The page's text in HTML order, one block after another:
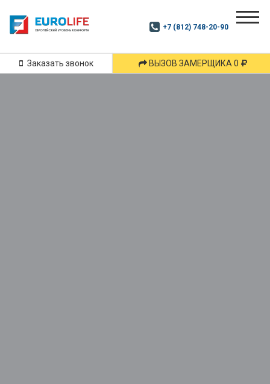
+7 (812) 748-20-90
Заказать звонок ВЫЗОВ ЗАМЕРЩИКА 0
Почитай
подпишись
Дзен